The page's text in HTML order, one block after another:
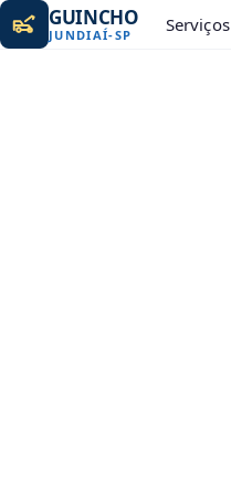
GUINCHO
JUNDIAÍ-SP Serviços